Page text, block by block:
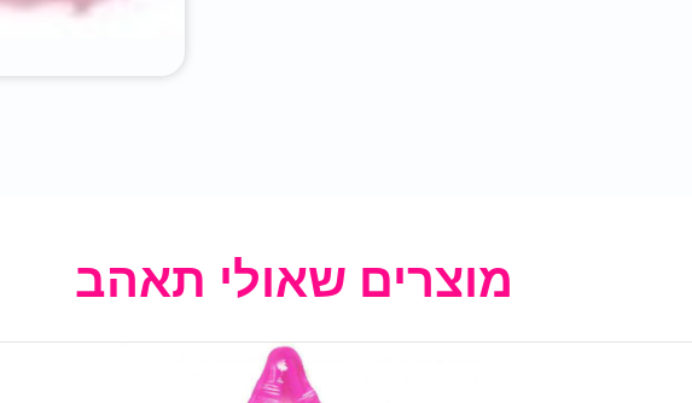
מוצרים שאולי תאהב